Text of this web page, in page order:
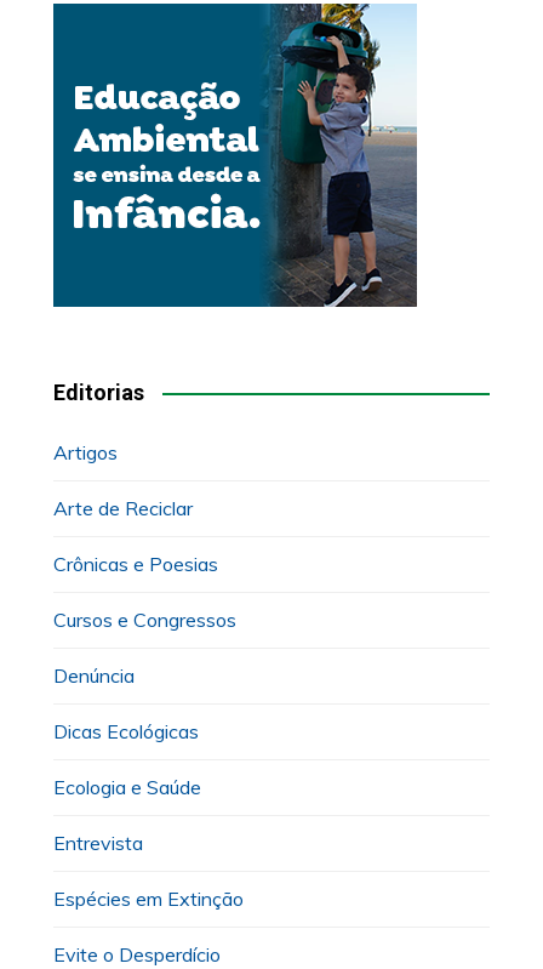
Editorias
Artigos
Arte de Reciclar
Crônicas e Poesias
Cursos e Congressos
Denúncia
Dicas Ecológicas
Ecologia e Saúde
Entrevista
Espécies em Extinção
Evite o Desperdício